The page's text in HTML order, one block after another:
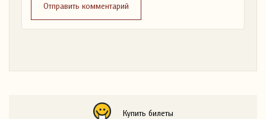
Отправить комментарий
Купить билеты